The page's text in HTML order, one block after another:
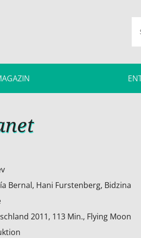
Bernal, Hani Furstenberg, Bidzina
2011, 113 Min., Flying Moon